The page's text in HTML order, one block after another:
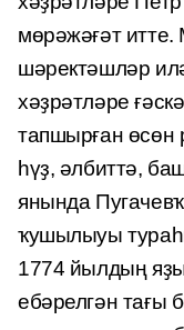
мөрәжәғәт итте.
шәректәшләр
хәҙрәтләре
тапшырған өсөн
һүҙ, әлбиттә,
янында
ҡушылыуы
1774 йылдың
ебәрелгән тағы